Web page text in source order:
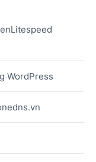
WordPress